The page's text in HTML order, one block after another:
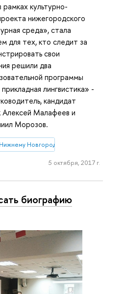
культурно-
нижегородского
среда», стала
для тех, кто следит за
свои
решили два
программы
лингвистика» -
кандидат
Алексей Малафеев и
Морозов.
Новгороду
5 октября, 2017 г.
биографию